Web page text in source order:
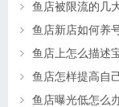
鱼店被限流的几
鱼店新店如何养
鱼店上怎么描述
鱼店怎样提高自
鱼店曝光低怎么